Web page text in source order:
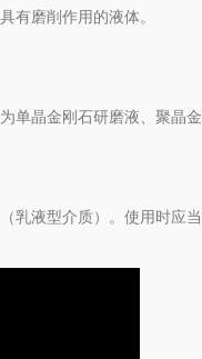
有磨削作用的液体。
单晶金刚石研磨液、聚晶
乳液型介质）。使用时应